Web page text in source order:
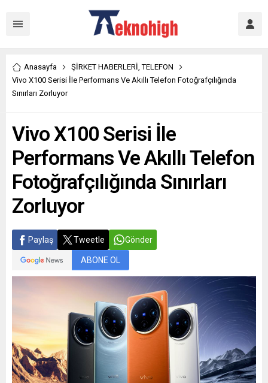
Anasayfa ŞİRKET HABERLERİ,TELEFON
Vivo X100 Serisi İle Performans Ve Akıllı Telefon Fotoğrafçılığında
Sınırları Zorluyor
Vivo X100 Serisi İle
Performans Ve Akıllı Telefon
Fotoğrafçılığında Sınırları
Zorluyor
Paylaş Tweetle Gönder
ABONE OL